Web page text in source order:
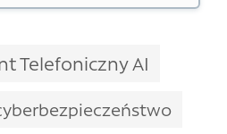
Telefoniczny AI